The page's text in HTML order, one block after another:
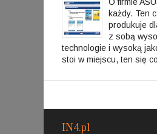
każdy. Ten
produkuje
z sobą
technologie i wysoką
stoi w miejscu, ten się
IN4.pl